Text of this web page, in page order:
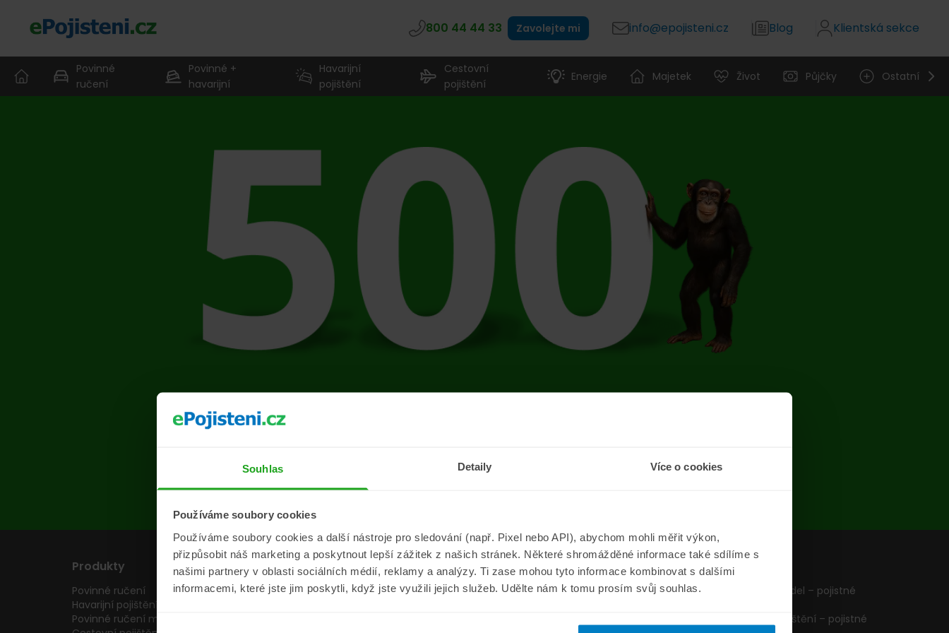
Souhlas Detaily Více o cookies
Používáme soubory cookies
Používáme soubory cookies a další nástroje pro sledování (např. Pixel nebo API), abychom mohli měřit výkon,
přizpůsobit náš marketing a poskytnout lepší zážitek z našich stránek. Některé shromážděné informace také sdílíme s
našimi partnery v oblasti sociálních médií, reklamy a analýzy. Ti zase mohou tyto informace kombinovat s dalšími
informacemi, které jste jim poskytli, když jste využili jejich služeb. Udělte nám k tomu prosím svůj souhlas.
800 44 44 33 Zavolejte mi info@epojisteni.cz Blog Klientská sekce
Povinné
ručení
Povinné +
havarijní
Havarijní
pojištění
Cestovní
pojištění
Energie Majetek Život Půjčky Ostatní
Na stránce se vyskytla chyba
Přejít na úvodní stránku
Produkty
Povinné ručení
Havarijní pojištění
Povinné ručení motocyklu
Pojišťovny
Pojišťovny
Informace
Aktuality
ePojisteni.cz
O nás
Formuláře
Pojištění vozidel – pojistné
Cestovní pojištění – pojistné